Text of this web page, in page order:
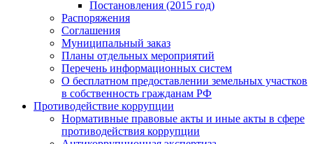
Постановления (2015 год)
Распоряжения
Соглашения
Муниципальный заказ
Планы отдельных мероприятий
Перечень информационных систем
О бесплатном предоставлении земельных участков
в собственность гражданам РФ
Противодействие коррупции
Нормативные правовые акты и иные акты в сфере
противодействия коррупции